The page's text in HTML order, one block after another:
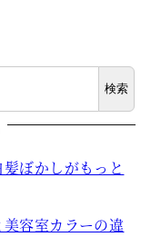
検索
ぼかしがもっと
美容室カラーの違